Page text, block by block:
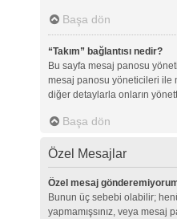
Başa dön
“Takım” bağlantısı nedir?
Bu sayfa mesaj panosu
mesaj panosu yöneticileri ile
diğer detaylarla onların
Başa dön
Özel Mesajlar
Özel mesaj
Bunun üç sebebi olabilir;
yapmamışsınız, veya mesaj